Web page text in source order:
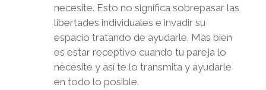
necesite. Esto no significa sobrepasar las
libertades individuales e invadir su
espacio tratando de ayudarle. Más bien
es estar receptivo cuando tu pareja lo
necesite y así te lo transmita y ayudarle
en todo lo posible.